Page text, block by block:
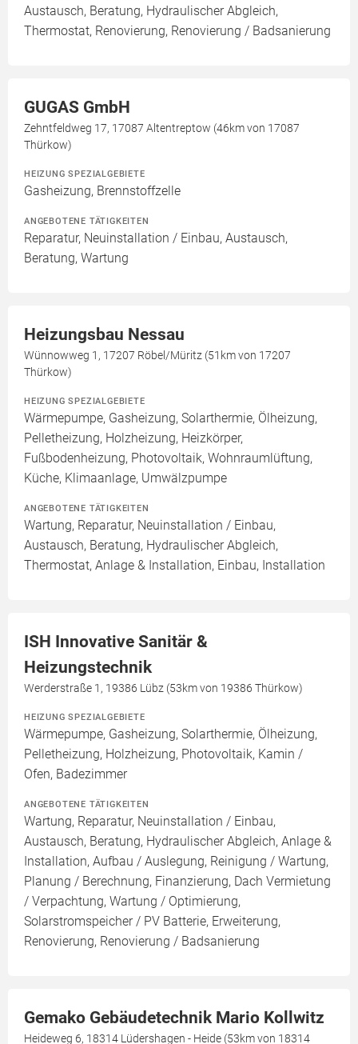
Austausch, Beratung, Hydraulischer Abgleich,
Thermostat, Renovierung, Renovierung / Badsanierung
GUGAS GmbH
Zehntfeldweg 17, 17087 Altentreptow (46km von 17087
Thürkow)
HEIZUNG SPEZIALGEBIETE
Gasheizung, Brennstoffzelle
ANGEBOTENE TÄTIGKEITEN
Reparatur, Neuinstallation / Einbau, Austausch,
Beratung, Wartung
Heizungsbau Nessau
Wünnowweg 1, 17207 Röbel/Müritz (51km von 17207
Thürkow)
HEIZUNG SPEZIALGEBIETE
Wärmepumpe, Gasheizung, Solarthermie, Ölheizung,
Pelletheizung, Holzheizung, Heizkörper,
Fußbodenheizung, Photovoltaik, Wohnraumlüftung,
Küche, Klimaanlage, Umwälzpumpe
ANGEBOTENE TÄTIGKEITEN
Wartung, Reparatur, Neuinstallation / Einbau,
Austausch, Beratung, Hydraulischer Abgleich,
Thermostat, Anlage & Installation, Einbau, Installation
ISH Innovative Sanitär &
Heizungstechnik
Werderstraße 1, 19386 Lübz (53km von 19386 Thürkow)
HEIZUNG SPEZIALGEBIETE
Wärmepumpe, Gasheizung, Solarthermie, Ölheizung,
Pelletheizung, Holzheizung, Photovoltaik, Kamin /
Ofen, Badezimmer
ANGEBOTENE TÄTIGKEITEN
Wartung, Reparatur, Neuinstallation / Einbau,
Austausch, Beratung, Hydraulischer Abgleich, Anlage &
Installation, Aufbau / Auslegung, Reinigung / Wartung,
Planung / Berechnung, Finanzierung, Dach Vermietung
/ Verpachtung, Wartung / Optimierung,
Solarstromspeicher / PV Batterie, Erweiterung,
Renovierung, Renovierung / Badsanierung
Gemako Gebäudetechnik Mario Kollwitz
Heideweg 6, 18314 Lüdershagen - Heide (53km von 18314